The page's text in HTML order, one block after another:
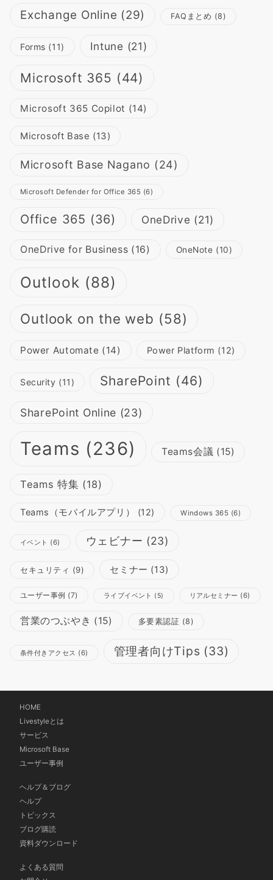
Exchange Online (29) FAQまとめ (8)
Forms (11) Intune (21)
Microsoft 365 (44)
Microsoft 365 Copilot (14)
Microsoft Base (13)
Microsoft Base Nagano (24)
Microsoft Defender for Office 365 (6)
Office 365 (36) OneDrive (21)
OneDrive for Business (16) OneNote (10)
Outlook (88)
Outlook on the web (58)
Power Automate (14) Power Platform (12)
Security (11) SharePoint (46)
SharePoint Online (23)
Teams (236) Teams会議 (15)
Teams 特集 (18)
Teams（モバイルアプリ） (12) Windows 365 (6)
イベント (6) ウェビナー (23)
セキュリティ (9) セミナー (13)
ユーザー事例 (7) ライブイベント (5) リアルセミナー (6)
営業のつぶやき (15) 多要素認証 (8)
条件付きアクセス (6) 管理者向けTips (33)
HOME
Livestyleとは
サービス
Microsoft Base
ユーザー事例
ヘルプ＆ブログ
ヘルプ
トピックス
ブログ購読
資料ダウンロード
よくある質問